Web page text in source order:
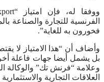
الفرنسية للتجارة والصناعة
فخورون به للغاية”.
وأضاف أن “هذا الامتياز لا
بل يشمل أيضا جهات فاعلة
وعلامة “فرنش تك” والوكالة
العلاقات التجارية